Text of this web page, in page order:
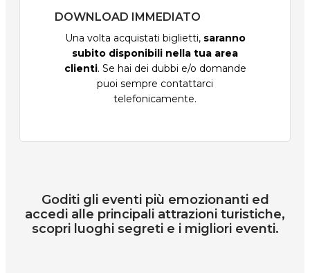
DOWNLOAD IMMEDIATO
Una volta acquistati biglietti, saranno
subito disponibili nella tua area
clienti. Se hai dei dubbi e/o domande
puoi sempre contattarci
telefonicamente.
Goditi gli eventi più emozionanti ed
accedi alle principali attrazioni turistiche,
scopri luoghi segreti e i migliori eventi.